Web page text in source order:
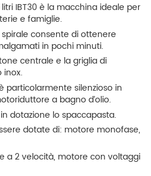
IBT30 è la macchina ideale per
e famiglie.
consente di ottenere
in pochi minuti.
centrale e la griglia di
inox.
particolarmente silenzioso in
a bagno d’olio.
dotazione lo spaccapasta.
dotate di: motore monofase,
a 2 velocità, motore con voltaggi